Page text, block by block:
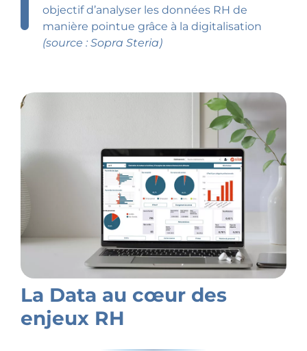
objectif d’analyser les données RH de
manière pointue grâce à la digitalisation
(source : Sopra Steria)
La Data au cœur des
enjeux RH